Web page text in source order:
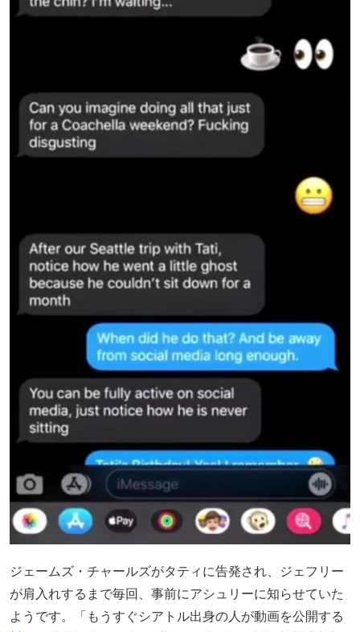
ジェームズ・チャールズがタティに告発され、ジェフリー
が肩入れするまで毎回、事前にアシュリーに知らせていた
ようです。「もうすぐシアトル出身の人が動画を公開する